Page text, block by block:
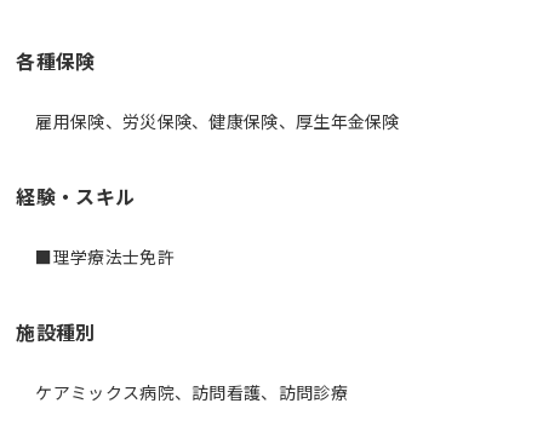
各種保険
雇用保険、労災保険、健康保険、厚生年金保険
経験・スキル
■理学療法士免許
施設種別
ケアミックス病院、訪問看護、訪問診療